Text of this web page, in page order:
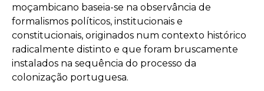
moçambicano baseia-se na observância de
formalismos políticos, institucionais e
constitucionais, originados num contexto histórico
radicalmente distinto e que foram bruscamente
instalados na sequência do processo da
colonização portuguesa.